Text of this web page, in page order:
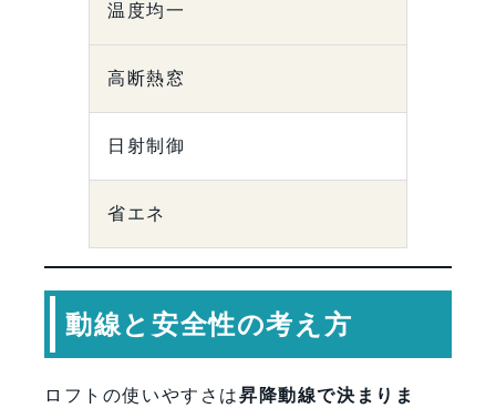
温度均一
高断熱窓
日射制御
省エネ
動線と安全性の考え方
ロフトの使いやすさは昇降動線で決まりま